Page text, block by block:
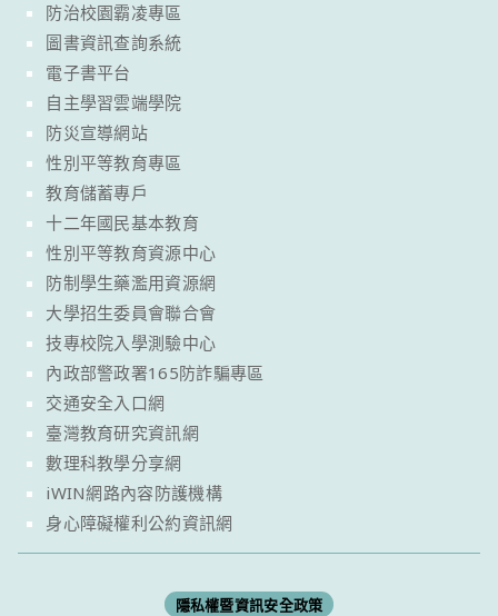
防治校園霸凌專區
圖書資訊查詢系統
電子書平台
自主學習雲端學院
防災宣導網站
性別平等教育專區
教育儲蓄專戶
十二年國民基本教育
性別平等教育資源中心
防制學生藥濫用資源網
大學招生委員會聯合會
技專校院入學測驗中心
內政部警政署165防詐騙專區
交通安全入口網
臺灣教育研究資訊網
數理科教學分享網
iWIN網路內容防護機構
身心障礙權利公約資訊網
隱私權暨資訊安全政策